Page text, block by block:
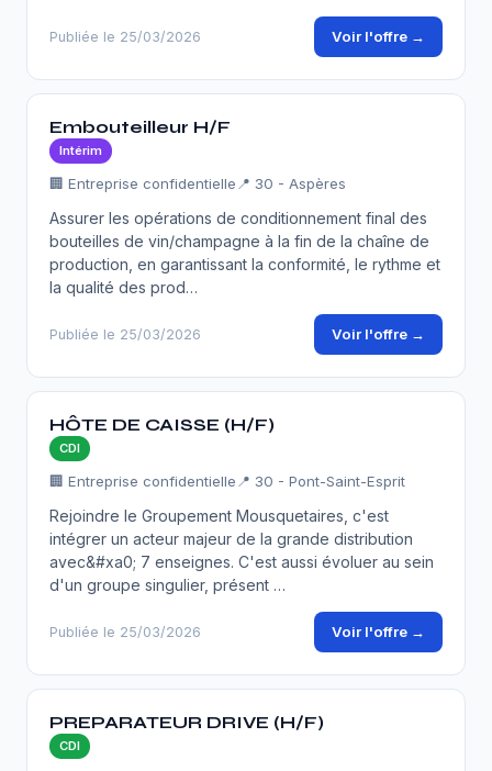
Publiée le 25/03/2026 Voir l'offre →
Embouteilleur H/F
Intérim
🏢 Entreprise confidentielle 📍 30 - Aspères
Assurer les opérations de conditionnement final des
bouteilles de vin/champagne à la fin de la chaîne de
production, en garantissant la conformité, le rythme et
la qualité des prod…
Publiée le 25/03/2026 Voir l'offre →
HÔTE DE CAISSE (H/F)
CDI
🏢 Entreprise confidentielle 📍 30 - Pont-Saint-Esprit
Rejoindre le Groupement Mousquetaires, c'est
intégrer un acteur majeur de la grande distribution
avec&#xa0; 7 enseignes. C'est aussi évoluer au sein
d'un groupe singulier, présent …
Publiée le 25/03/2026 Voir l'offre →
PREPARATEUR DRIVE (H/F)
CDI